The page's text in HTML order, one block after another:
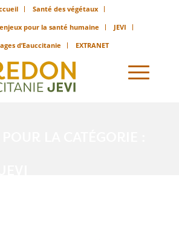
Santé des végétaux
enjeux pour la santé humaine
JEVI
d’Eauccitanie
EXTRANET